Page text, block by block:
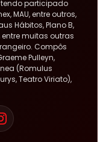
participado
MAU, entre outros,
Hábitos, Plano B,
muitas outras
Compôs
Pulleyn,
(Romulus
Teatro Viriato),